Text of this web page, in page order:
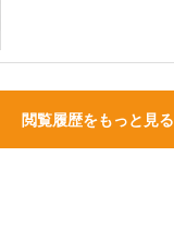
閲覧履歴をもっと見る